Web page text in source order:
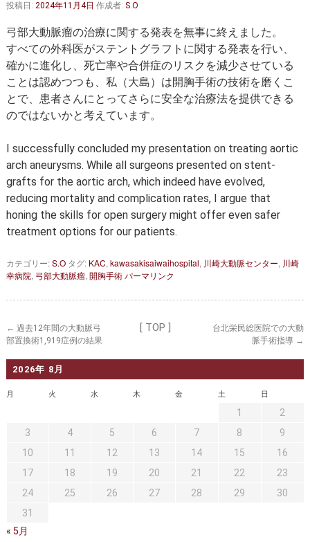
大動脈瘤について 詳細編
胸部大動脈瘤 胸腹部大動脈瘤
腹部大動脈瘤 大動脈解離
ステントグラフトによる治療 年齢・余病
診察をご希望の方へ
大動脈瘤を指摘されたら？ 診療の流れ
遠方から来院される方は？ 外来予約について
セカンドオピニオン 治療費について
外来予約をされた方へ
手術概要 ご紹介いただく場合
トピックス一覧
投稿日: 2024年11月4日 作成者: S.O
弓部大動脈瘤の治療に関する発表を無事に終えました。
すべての外科医がステントグラフトに関する発表を行い、
確かに進化し、死亡率や合併症のリスクを減少させている
ことは認めつつも、私（大島）は開胸手術の技術を磨くこ
とで、患者さんにとってさらに安全な治療法を提供できる
のではないかと考えています。
I successfully concluded my presentation on treating aortic
arch aneurysms. While all surgeons presented on stent-
grafts for the aortic arch, which indeed have evolved,
reducing mortality and complication rates, I argue that
honing the skills for open surgery might offer even safer
treatment options for our patients.
カテゴリー:S.Oタグ: KAC, kawasakisaiwaihospital, 川崎大動脈センター, 川崎
幸病院, 弓部大動脈瘤, 開胸手術パーマリンク
← 過去12年間の大動脈弓
部置換術1,919症例の結果
[ TOP ]
台北栄民総医院での大動
脈手術指導 →
2026年 8月
月 火 水 木 金 土 日
1
2
3
4 5 6 7 8
9
10
11 12 13 14 15
16
17
18 19 20 21 22
23
24
25 26 27 28 29
30
31
« 5月